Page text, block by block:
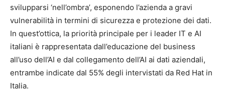
svilupparsi ‘nell’ombra’, esponendo l’azienda a gravi
vulnerabilità in termini di sicurezza e protezione dei dati.
In quest’ottica, la priorità principale per i leader IT e AI
italiani è rappresentata dall’educazione del business
all’uso dell’AI e dal collegamento dell’AI ai dati aziendali,
entrambe indicate dal 55% degli intervistati da Red Hat in
Italia.